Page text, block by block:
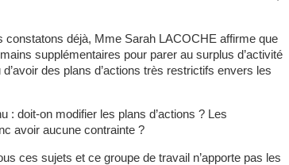
constatons déjà, Mme Sarah LACOCHE affirme que
supplémentaires pour parer au surplus d’activité
d’avoir des plans d’actions très restrictifs envers les
: doit-on modifier les plans d’actions ? Les
avoir aucune contrainte ?
ces sujets et ce groupe de travail n’apporte pas les